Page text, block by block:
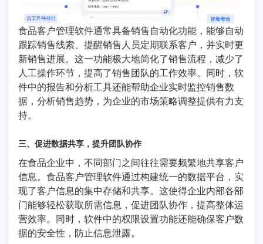
食品客户管理软件通常具备销售自动化功能，能够自动
跟踪销售线索、提醒销售人员定期联系客户，并实时更
新销售进展。这一功能极大地简化了销售流程，减少了
人工操作环节，提高了销售团队的工作效率。同时，软
件中的报告和分析工具还能帮助企业实时监控销售数
据，分析销售趋势，为企业的市场策略调整提供有力支
持。
三、促进数据共享，提升团队协作
在食品企业中，不同部门之间往往需要频繁地共享客户
信息。食品客户管理软件通过构建统一的数据平台，实
现了客户信息的集中存储和共享。这使得企业内部各部
门能够轻松获取所需信息，促进团队协作，提高整体运
营效率。同时，软件中的权限设置功能还能确保客户数
据的安全性，防止信息泄露。